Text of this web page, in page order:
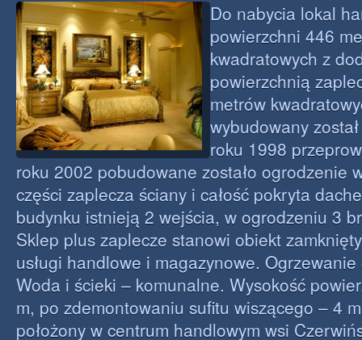
Do nabycia lokal
powierzchni 446
kwadratowych z
powierzchnią
metrów
wybudowany
roku 1998
roku 2002 pobudowane zostało ogrodzenie
części zaplecza ściany i całość pokryta
budynku istnieją 2 wejścia, w ogrodzeniu 3
Sklep plus zaplecze stanowi obiekt
usługi handlowe i magazynowe.
Woda i ścieki – komunalne. Wysokość
m, po zdemontowaniu sufitu wiszącego – 4
położony w centrum handlowym wsi